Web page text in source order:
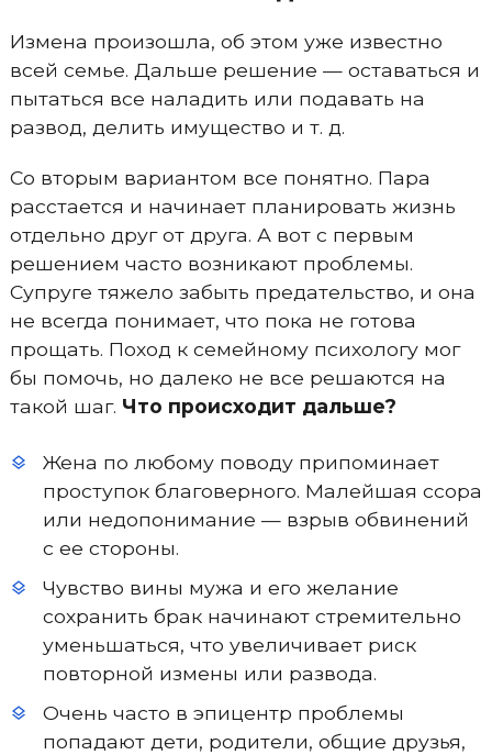
Измена произошла, об этом уже известно
всей семье. Дальше решение — оставаться и
пытаться все наладить или подавать на
развод, делить имущество и т. д.
Со вторым вариантом все понятно. Пара
расстается и начинает планировать жизнь
отдельно друг от друга. А вот с первым
решением часто возникают проблемы.
Супруге тяжело забыть предательство, и она
не всегда понимает, что пока не готова
прощать. Поход к семейному психологу мог
бы помочь, но далеко не все решаются на
такой шаг. Что происходит дальше?
Жена по любому поводу припоминает
проступок благоверного. Малейшая ссора
или недопонимание — взрыв обвинений
с ее стороны.
Чувство вины мужа и его желание
сохранить брак начинают стремительно
уменьшаться, что увеличивает риск
повторной измены или развода.
Очень часто в эпицентр проблемы
попадают дети, родители, общие друзья,